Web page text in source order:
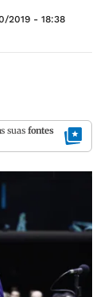
2019 - 18:38
suas fontes